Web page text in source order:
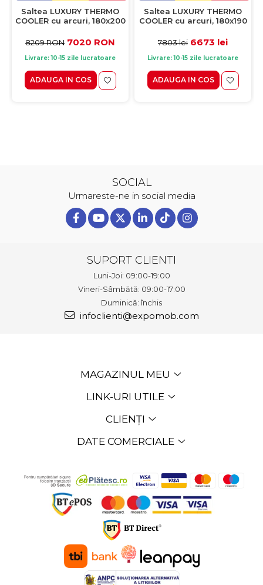
Saltea LUXURY THERMO
COOLER cu arcuri, 180x200
8209 RON 7020 RON
Livrare: 10-15 zile lucratoare
ADAUGA IN COS
Saltea LUXURY THERMO
COOLER cu arcuri, 180x190
7803 lei 6673 lei
Livrare: 10-15 zile lucratoare
ADAUGA IN COS
SOCIAL
Urmareste-ne in social media
SUPORT CLIENTI
Luni-Joi: 09:00-19:00
Vineri-Sâmbătă: 09:00-17:00
Duminică: închis
infoclienti@expomob.com
MAGAZINUL MEU
LINK-URI UTILE
CLIENȚI
DATE COMERCIALE